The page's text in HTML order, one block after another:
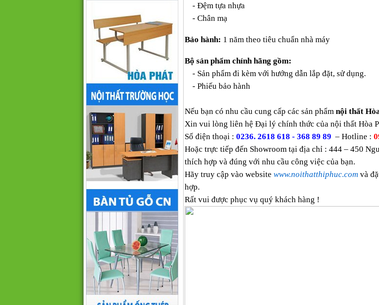
- Đệm tựa nhựa
- Chân mạ
Bảo hành: 1 năm theo tiêu chuẩn nhà máy
Bộ sản phẩm chính hãng gồm:
- Sản phẩm đi kèm với hướng dẫn lắp đặt, sử dụng.
- Phiếu bảo hành
Nếu bạn có nhu cầu cung cấp các sản phẩm nội thất
Xin vui lòng liên hệ Đại lý chính thức của nội thất Hòa
Số điện thoại : 0236. 2618 618 - 368 89 89 – Hotline :
Hoặc trực tiếp đến Showroom tại địa chỉ : 444 – 450
thích hợp và đúng với nhu cầu công việc của bạn.
Hãy truy cập vào website www.noithatthiphuc.com và
hợp.
Rất vui được phục vụ quý khách hàng !